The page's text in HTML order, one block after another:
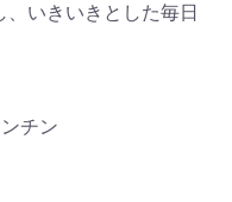
いきいきとした毎日
チン